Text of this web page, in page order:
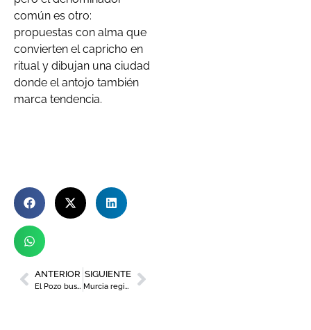
común es otro:
propuestas con alma que
convierten el capricho en
ritual y dibujan una ciudad
donde el antojo también
marca tendencia.
ANTERIOR
El Pozo busca incorporar a jóvenes talentos con el lanzamiento de ‘Graduate Program’
SIGUIENTE
Murcia registra un nuevo mínimo histórico de desempleo en septiembre